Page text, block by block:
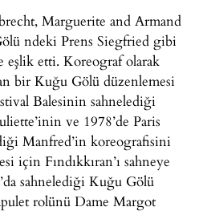
Marguerite and Armand
ndeki Prens Siegfried gibi
eşlik etti. Koreograf olarak
bir Kuğu Gölü düzenlemesi
Balesinin sahnelediği
ve 1978’de Paris
Manfred’in koreografisini
için Fındıkkıran’ı sahneye
sahnelediği Kuğu Gölü
rolünü Dame Margot